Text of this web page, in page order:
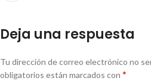
Deja una respuesta
Tu dirección de correo electrónico no
obligatorios están marcados con *